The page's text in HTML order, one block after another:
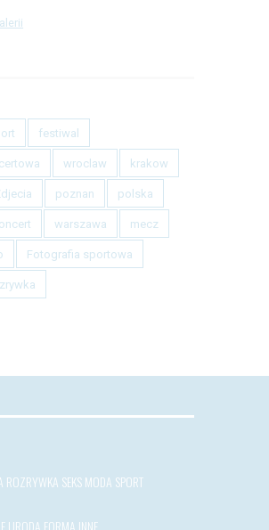
festiwal
wroclaw krakow
poznan polska
warszawa mecz
Fotografia sportowa
ROZRYWKA SEKSMODA SPORT
URODA FORMA INNE